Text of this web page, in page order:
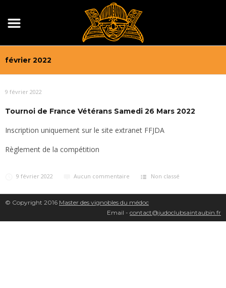
février 2022
9 février 2022
Tournoi de France Vétérans Samedi 26 Mars 2022
Inscription uniquement sur le site extranet FFJDA
Règlement de la compétition
9 février 2022 Aucun commentaire Non classé
© Copyright 2016 Master des vignobles du médoc
Email - contact@judoclubsaintaubin.fr